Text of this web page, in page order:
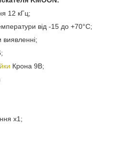
12 кГц;
від -15 до +70°С;
Крона 9В;
x1;